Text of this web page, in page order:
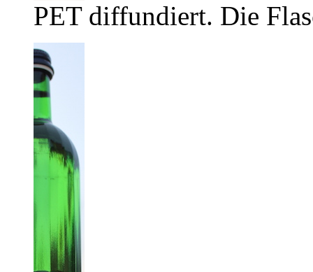
PET diffundiert. Die